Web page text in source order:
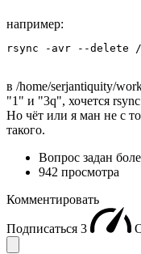
например:
rsync -avr --delete /
в /home/serjantiquity/
"1" и "3q", хочется
Но чёт или я ман не с
такого.
Вопрос задан
942 просмотра
Комментировать
Подписаться 3